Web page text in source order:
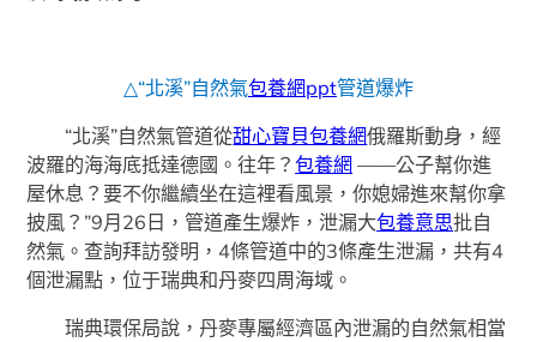
△“北溪”自然氣包養網ppt管道爆炸
“北溪”自然氣管道從甜心寶貝包養網俄羅斯動身，經
波羅的海海底抵達德國。往年？包養網 ——公子幫你進
屋休息？要不你繼續坐在這裡看風景，你媳婦進來幫你拿
披風？”9月26日，管道產生爆炸，泄漏大包養意思批自
然氣。查詢拜訪發明，4條管道中的3條產生泄漏，共有4
個泄漏點，位于瑞典和丹麥四周海域。
瑞典環保局說，丹麥專屬經濟區內泄漏的自然氣相當